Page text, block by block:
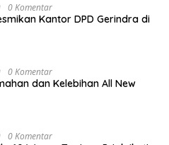
0 Komentar
Kantor DPD Gerindra di
0 Komentar
dan Kelebihan All New
0 Komentar